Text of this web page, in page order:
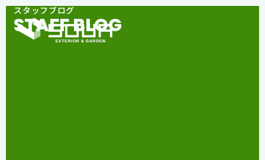
スタッフブログ
STAFF BLOG